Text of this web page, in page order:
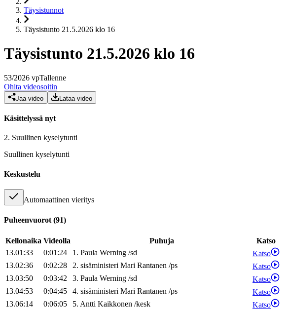
Täysistunnot
Täysistunto 21.5.2026 klo 16
Täysistunto 21.5.2026 klo 16
53/2026 vpTallenne
Ohita videosoitin
Jaa video Lataa video
Käsittelyssä nyt
2. Suullinen kyselytunti
Suullinen kyselytunti
Keskustelu
Automaattinen vieritys
Puheenvuorot (91)
Kellonaika Videolla Puhuja
Katso
13.01:33
0:01:24 1. Paula Werning /sd
Katso
13.02:36
0:02:28 2. sisäministeri Mari Rantanen /ps
Katso
13.03:50
0:03:42 3. Paula Werning /sd
Katso
13.04:53
0:04:45 4. sisäministeri Mari Rantanen /ps
Katso
13.06:14
0:06:05 5. Antti Kaikkonen /kesk
Katso